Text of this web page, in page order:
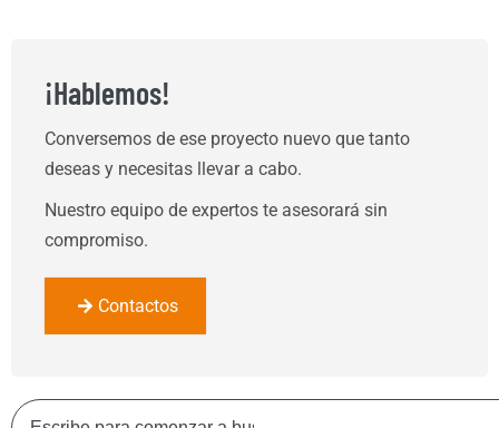
¡Hablemos!
Conversemos de ese proyecto nuevo que tanto
deseas y necesitas llevar a cabo.
Nuestro equipo de expertos te asesorará sin
compromiso.
Contactos